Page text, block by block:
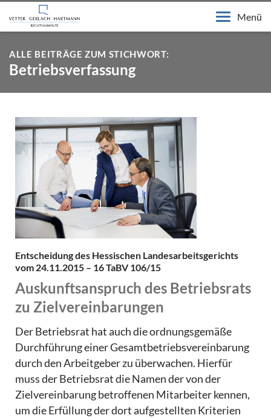
Menü
ALLE BEITRÄGE ZUM STICHWORT:
Betriebsverfassung
Entscheidung des Hessischen Landesarbeitsgerichts
vom 24.11.2015 – 16 TaBV 106/15
Auskunftsanspruch des Betriebsrats
zu Zielvereinbarungen
Der Betriebsrat hat auch die ordnungsgemäße
Durchführung einer Gesamtbetriebsvereinbarung
durch den Arbeitgeber zu überwachen. Hierfür
muss der Betriebsrat die Namen der von der
Zielvereinbarung betroffenen Mitarbeiter kennen,
um die Erfüllung der dort aufgestellten Kriterien